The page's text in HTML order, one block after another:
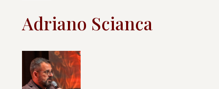
Adriano Scianca